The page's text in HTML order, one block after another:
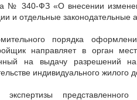
№ 340-ФЗ «О внесении
и отдельные законодательные
порядка
направляет в орган
на выдачу разрешений на
индивидуального жилого
экспертизы